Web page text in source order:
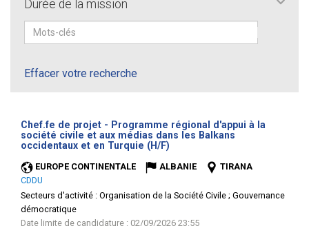
Durée de la mission
Effacer votre recherche
Chef.fe de projet - Programme régional d'appui à la
société civile et aux médias dans les Balkans
occidentaux et en Turquie (H/F)
EUROPE CONTINENTALE ALBANIE
TIRANA
CDDU
Secteurs d'activité : Organisation de la Société Civile ; Gouvernance
démocratique
Date limite de candidature : 02/09/2026 23:55